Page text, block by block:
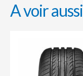
A voir aussi